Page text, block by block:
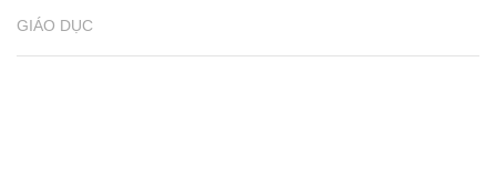
GIÁO DỤC